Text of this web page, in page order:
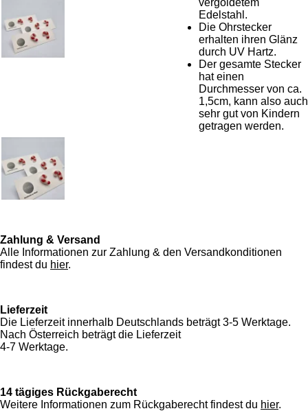
vergoldetem
Edelstahl.
Die Ohrstecker
erhalten ihren Glänz
durch UV Hartz.
Der gesamte Stecker
hat einen
Durchmesser von ca.
1,5cm, kann also auch
sehr gut von Kindern
getragen werden.
Zahlung & Versand
Alle Informationen zur Zahlung & den Versandkonditionen
findest du hier.
Lieferzeit
Die Lieferzeit innerhalb Deutschlands beträgt 3-5 Werktage.
Nach Österreich beträgt die Lieferzeit
4-7 Werktage.
14 tägiges Rückgaberecht
Weitere Informationen zum Rückgaberecht findest du hier.